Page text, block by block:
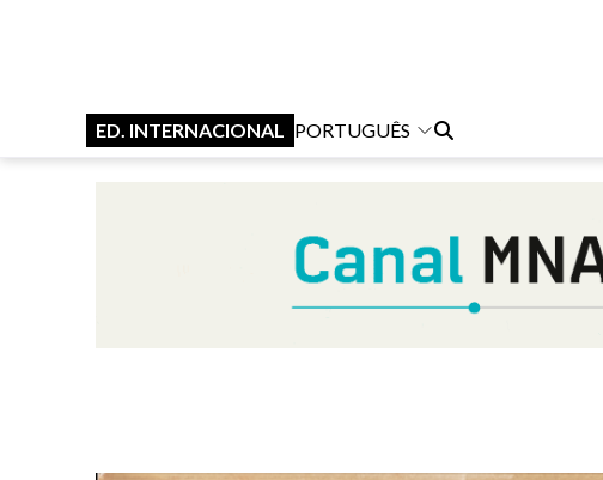
ED. INTERNACIONAL PORTUGUÊS